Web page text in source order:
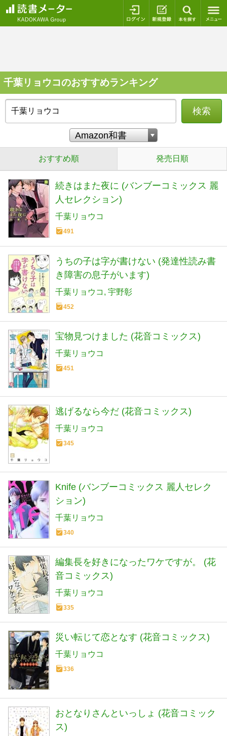
ログイン 新規登録
千葉リョウコのおすすめランキング
検索
おすすめ順 発売日順
続きはまた夜に (バンブーコミックス 麗
人セレクション)
千葉リョウコ
491
うちの子は字が書けない (発達性読み書
き障害の息子がいます)
千葉リョウコ 宇野彰
452
宝物見つけました (花音コミックス)
千葉リョウコ
451
逃げるなら今だ (花音コミックス)
千葉リョウコ
345
Knife (バンブーコミックス 麗人セレク
ション)
千葉リョウコ
340
編集長を好きになったワケですが。 (花
音コミックス)
千葉リョウコ
335
災い転じて恋となす (花音コミックス)
千葉リョウコ
336
おとなりさんといっしょ (花音コミック
ス)